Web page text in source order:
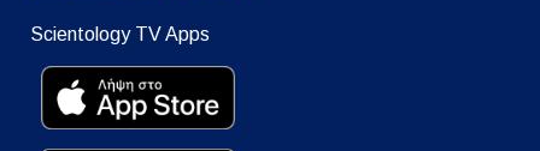
Scientology TV Apps